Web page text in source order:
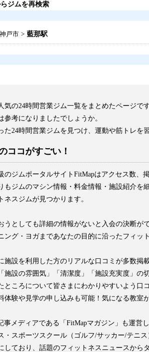
ジムを再検索
神戸市 > 藍那駅
気の24時間営業ジム一覧をまとめたページで
参考になりましたでしょうか。
た24時間営業ジムを見つけ、運動や筋トレを
ココがすごい！
のジムポータルサイトFitMapはアクセス数
もジムのマシン情報・料金情報・施設紹介を
ネスジムが見つかります。
うとしても詳細の情報がないと入会の決断が
ング・ヨガまであなたの目的に沿ったフィッ
施設を利用した方のリアルな口コミが多数
施設の雰囲気」「清潔度」「施設充実度」の
ところについて皆さまにわかりやすいよう口
体験や見学の申し込みも可能！気になる教室
事メディアである「FitMapマガジン」も運営
・スポーツスクール（ゴルフ/サッカー/テニ
しており、話題のフィットネスニュースから